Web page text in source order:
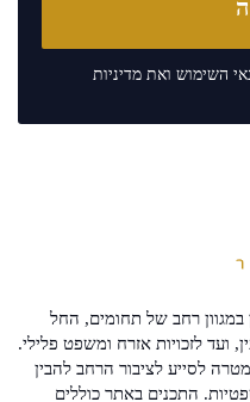
השימוש ואת מדיניות
רחב של תחומים, החל
ועד לזכויות אזרח ומשפט פלילי.
לסייע לציבור הרחב להבין
התכנים באתר כוללים